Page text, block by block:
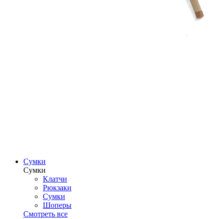
Сумки
Сумки
Клатчи
Рюкзаки
Сумки
Шоперы
Смотреть все